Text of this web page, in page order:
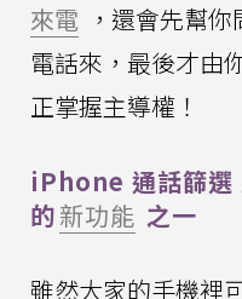
來電 ，還會先幫
電話來，最後才由
正掌握主導權！
iPhone 通話篩選
的新功能 之一
雖然大家的手機裡